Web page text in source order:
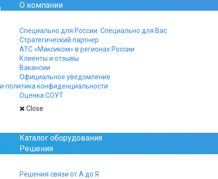
О компании
Специально для России. Специально для Вас
Стратегический партнер
АТС «Максиком» в регионах России
Клиенты и отзывы
Вакансии
Официальное уведомление
и политика конфиденциальности
Оценка СОУТ
Close
Каталог оборудования
Решения
Решения связи от А до Я
Официальный сайт
Главная Решения связи для